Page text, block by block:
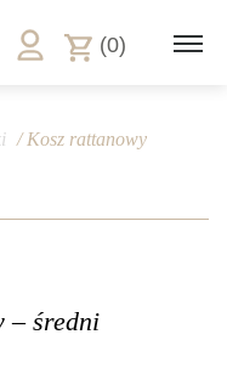
(0)
/ Kosz rattanowy
– średni